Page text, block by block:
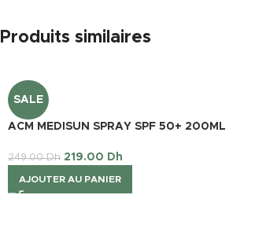
Produits similaires
SALE
ACM MEDISUN SPRAY SPF 50+ 200ML
249.00Dh 219.00 Dh
AJOUTER AU PANIER